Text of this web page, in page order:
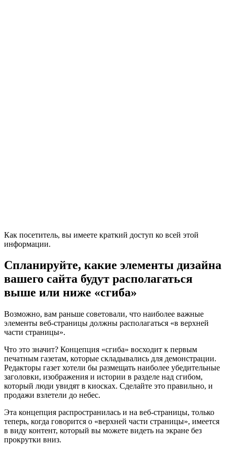
Как посетитель, вы имеете краткий доступ ко всей этой
информации.
Спланируйте, какие элементы дизайна
вашего сайта будут располагаться
выше или ниже «сгиба»
Возможно, вам раньше советовали, что наиболее важные
элементы веб-страницы должны располагаться «в верхней
части страницы».
Что это значит? Концепция «сгиба» восходит к первым
печатным газетам, которые складывались для демонстрации.
Редакторы газет хотели бы размещать наиболее убедительные
заголовки, изображения и истории в разделе над сгибом,
который люди увидят в киосках. Сделайте это правильно, и
продажи взлетели до небес.
Эта концепция распространилась и на веб-страницы, только
теперь, когда говорится о «верхней части страницы», имеется
в виду контент, который вы можете видеть на экране без
прокрутки вниз.